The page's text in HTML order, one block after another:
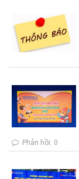
Phản hồi: 0